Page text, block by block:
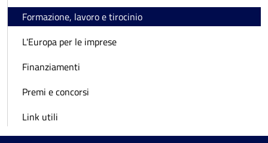
Formazione, lavoro e tirocinio
L'Europa per le imprese
Finanziamenti
Premi e concorsi
Link utili